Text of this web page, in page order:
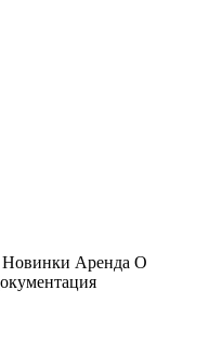
Новинки Аренда О